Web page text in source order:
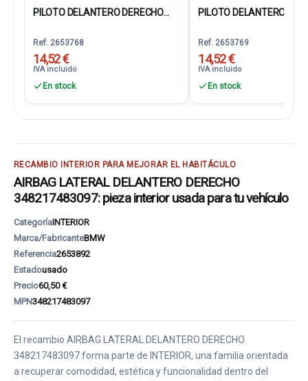
PILOTO DELANTERO DERECHO...
Ref. 2653768
14,52 €
IVA incluido
En stock
PILOTO DELANTERO
Ref. 2653769
14,52 €
IVA incluido
En stock
RECAMBIO INTERIOR PARA MEJORAR EL HABITÁCULO
AIRBAG LATERAL DELANTERO DERECHO
348217483097: pieza interior usada para tu vehículo
CategoríaINTERIOR
Marca/FabricanteBMW
Referencia2653892
Estadousado
Precio60,50 €
MPN348217483097
El recambio AIRBAG LATERAL DELANTERO DERECHO
348217483097 forma parte de INTERIOR, una familia orientada
a recuperar comodidad, estética y funcionalidad dentro del